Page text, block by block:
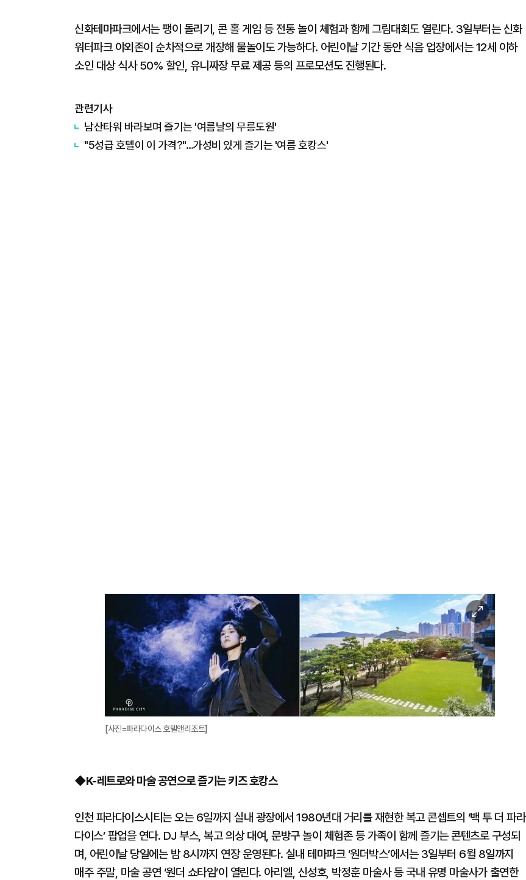
신화테마파크에서는 팽이 돌리기, 콘 홀 게임 등 전통 놀이 체험과 함께 그림대회도 열린다. 3일부터는 신화
워터파크 야외존이 순차적으로 개장해 물놀이도 가능하다. 어린이날 기간 동안 식음 업장에서는 12세 이하
소인 대상 식사 50% 할인, 유니짜장 무료 제공 등의 프로모션도 진행된다.
관련기사
남산타워 바라보며 즐기는 '여름날의 무릉도원'
"5성급 호텔이 이 가격?"…가성비 있게 즐기는 '여름 호캉스'
이
미
지
확
대
[사진=파라다이스 호텔앤리조트]
◆K-레트로와 마술 공연으로 즐기는 키즈 호캉스
인천 파라다이스시티는 오는 6일까지 실내 광장에서 1980년대 거리를 재현한 복고 콘셉트의 ‘백 투 더 파라
다이스’ 팝업을 연다. DJ 부스, 복고 의상 대여, 문방구 놀이 체험존 등 가족이 함께 즐기는 콘텐츠로 구성되
며, 어린이날 당일에는 밤 8시까지 연장 운영된다. 실내 테마파크 ‘원더박스’에서는 3일부터 6월 8일까지
매주 주말, 마술 공연 ‘원더 쇼타임’이 열린다. 아리엘, 신성호, 박정훈 마술사 등 국내 유명 마술사가 출연한